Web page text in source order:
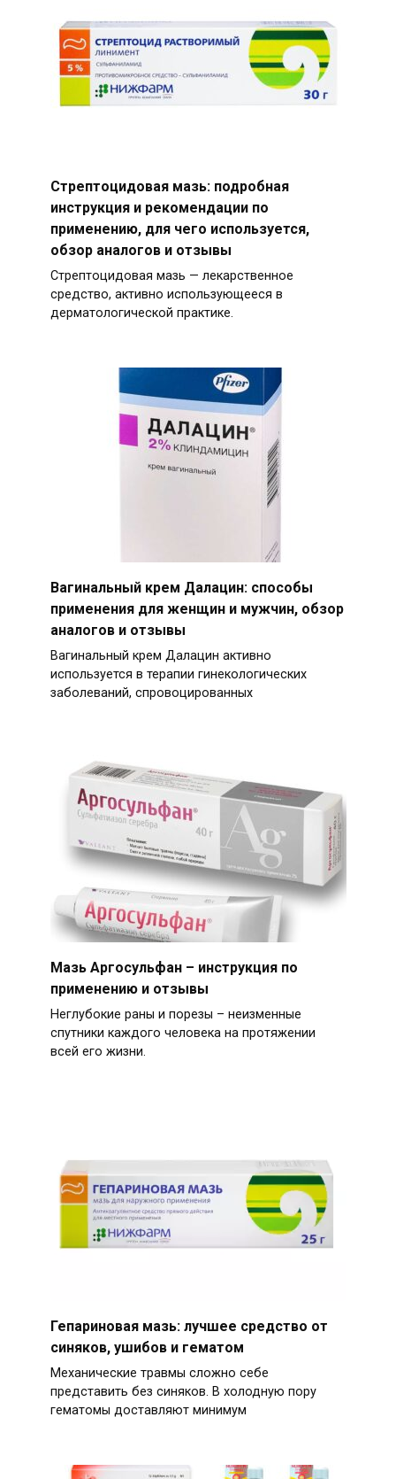
Стрептоцидовая мазь: подробная
инструкция и рекомендации по
применению, для чего используется,
обзор аналогов и отзывы
Стрептоцидовая мазь — лекарственное
средство, активно использующееся в
дерматологической практике.
Вагинальный крем Далацин: способы
применения для женщин и мужчин, обзор
аналогов и отзывы
Вагинальный крем Далацин активно
используется в терапии гинекологических
заболеваний, спровоцированных
Мазь Аргосульфан – инструкция по
применению и отзывы
Неглубокие раны и порезы – неизменные
спутники каждого человека на протяжении
всей его жизни.
Гепариновая мазь: лучшее средство от
синяков, ушибов и гематом
Механические травмы сложно себе
представить без синяков. В холодную пору
гематомы доставляют минимум